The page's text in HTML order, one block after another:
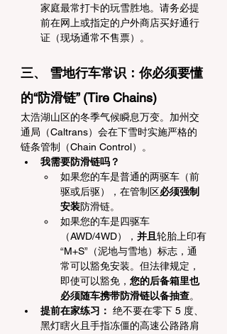
家庭最常打卡的玩雪胜地。请务必提
前在网上或指定的户外商店买好通行
证（现场通常不售票）。
三、 雪地行车常识：你必须要懂
的“防滑链” (Tire Chains)
太浩湖山区的冬季气候瞬息万变。加州交
通局（Caltrans）会在下雪时实施严格的
链条管制（Chain Control）。
我需要防滑链吗？
如果您的车是普通的两驱车（前
驱或后驱），在管制区必须强制
安装防滑链。
如果您的车是四驱车
（AWD/4WD）， 并且轮胎上印有
“M+S”（泥地与雪地）标志，通
常可以豁免安装。但法律规定，
即使可以豁免， 您的后备箱里也
必须随车携带防滑链以备抽查。
提前在家练习： 绝不要在零下 5 度、
黑灯瞎火且手指冻僵的高速公路路肩